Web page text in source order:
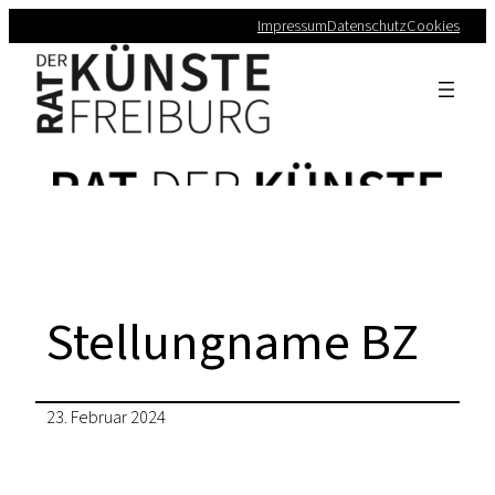
ImpressumDatenschutzCookies
Stellungname BZ
23. Februar 2024